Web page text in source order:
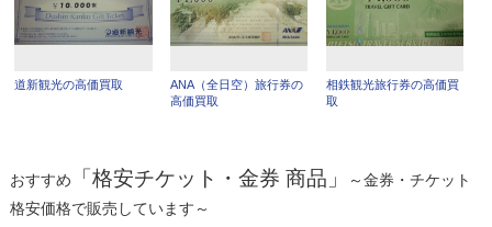
道新観光の高価買取
ANA（全日空）旅行券の
高価買取
相鉄観光旅行券の高価買
取
おすすめ 「格安チケット・金券 商品」
～金券・チケット
格安価格で販売しています～